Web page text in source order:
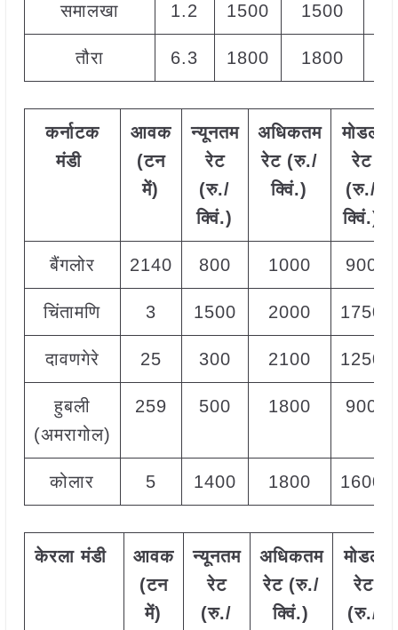
समालखा 1.2 1500 1500
तौरा 6.3 1800 1800
कर्नाटक
मंडी
आवक
(टन
में)
न्यूनतम
रेट
(रु./
क्विं.)
अधिकतम
रेट (रु./
क्विं.)
मोडल
रेट
(रु./
क्विं.)
बैंगलोर 2140 800 1000 900
चिंतामणि 3 1500 2000 1750
दावणगेरे 25 300 2100 1250
हुबली
(अमरागोल)
259 500 1800 900
कोलार 5 1400 1800 1600
केरला मंडी
आवक
(टन
में)
न्यूनतम
रेट
(रु./
अधिकतम
रेट (रु./
क्विं.)
मोडल
रेट
(रु./